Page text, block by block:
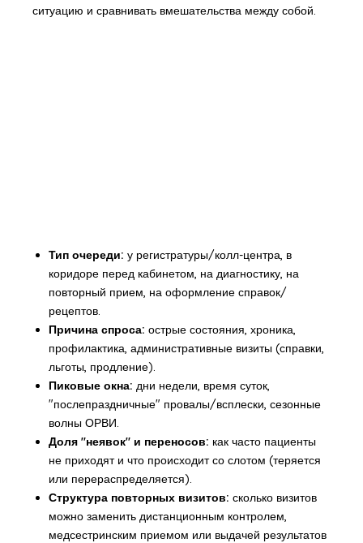
ситуацию и сравнивать вмешательства между собой.
Тип очереди: у регистратуры/колл-центра, в
коридоре перед кабинетом, на диагностику, на
повторный прием, на оформление справок/
рецептов.
Причина спроса: острые состояния, хроника,
профилактика, административные визиты (справки,
льготы, продление).
Пиковые окна: дни недели, время суток,
"послепраздничные" провалы/всплески, сезонные
волны ОРВИ.
Доля "неявок" и переносов: как часто пациенты
не приходят и что происходит со слотом (теряется
или перераспределяется).
Структура повторных визитов: сколько визитов
можно заменить дистанционным контролем,
медсестринским приемом или выдачей результатов